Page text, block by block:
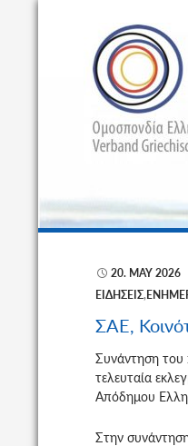
20. MAY 2026
ΕΙΔΉΣΕΙΣ,
ΣΑΕ,
Συνάντηση
τελευταία
Απόδημου
Στην